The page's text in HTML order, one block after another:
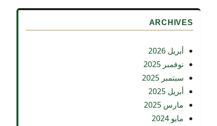
ARCHIVES
أبريل 2026
نوفمبر 2025
سبتمبر 2025
أبريل 2025
مارس 2025
مايو 2024